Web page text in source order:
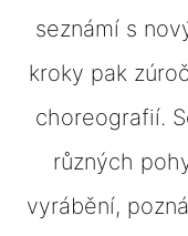
seznámí s
kroky pak
choreografií.
různých
vyrábění,